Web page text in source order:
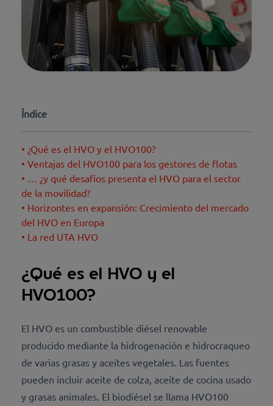
Índice
• ¿Qué es el HVO y el HVO100?
• Ventajas del HVO100 para los gestores de flotas
• … ¿y qué desafíos presenta el HVO para el sector
de la movilidad?
• Horizontes en expansión: Crecimiento del mercado
del HVO en Europa
• La red UTA HVO
¿Qué es el HVO y el
HVO100?
El HVO es un combustible diésel renovable
producido mediante la hidrogenación e hidrocraqueo
de varias grasas y aceites vegetales. Las fuentes
pueden incluir aceite de colza, aceite de cocina usado
y grasas animales. El biodiésel se llama HVO100